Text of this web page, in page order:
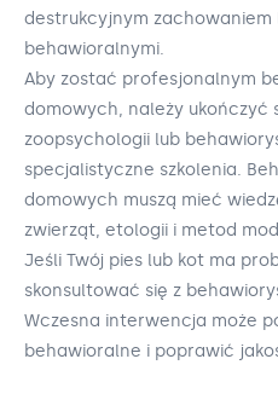
destrukcyjnym zachowaniem
behawioralnymi.
Aby zostać profesjonalnym
domowych, należy ukończyć
zoopsychologii lub
specjalistyczne szkolenia.
domowych muszą mieć
zwierząt, etologii i metod
Jeśli Twój pies lub kot ma
skonsultować się z
Wczesna interwencja może
behawioralne i poprawić